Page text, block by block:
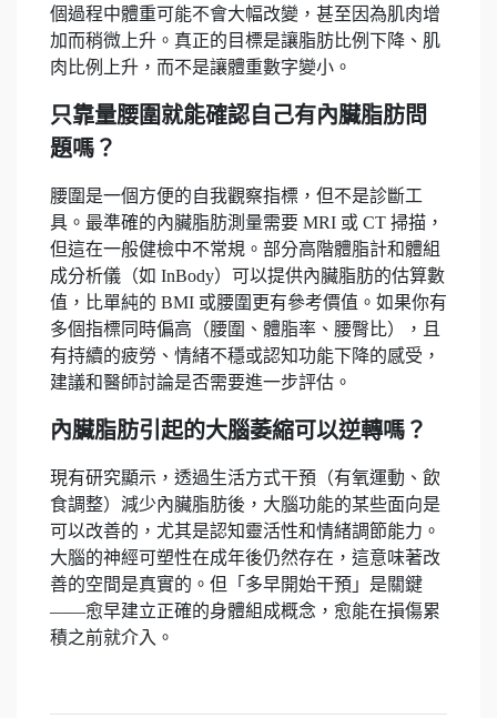
個過程中體重可能不會大幅改變，甚至因為肌肉增
加而稍微上升。真正的目標是讓脂肪比例下降、肌
肉比例上升，而不是讓體重數字變小。
只靠量腰圍就能確認自己有內臟脂肪問
題嗎？
腰圍是一個方便的自我觀察指標，但不是診斷工
具。最準確的內臟脂肪測量需要 MRI 或 CT 掃描，
但這在一般健檢中不常規。部分高階體脂計和體組
成分析儀（如 InBody）可以提供內臟脂肪的估算數
值，比單純的 BMI 或腰圍更有參考價值。如果你有
多個指標同時偏高（腰圍、體脂率、腰臀比），且
有持續的疲勞、情緒不穩或認知功能下降的感受，
建議和醫師討論是否需要進一步評估。
內臟脂肪引起的大腦萎縮可以逆轉嗎？
現有研究顯示，透過生活方式干預（有氧運動、飲
食調整）減少內臟脂肪後，大腦功能的某些面向是
可以改善的，尤其是認知靈活性和情緒調節能力。
大腦的神經可塑性在成年後仍然存在，這意味著改
善的空間是真實的。但「多早開始干預」是關鍵
——愈早建立正確的身體組成概念，愈能在損傷累
積之前就介入。